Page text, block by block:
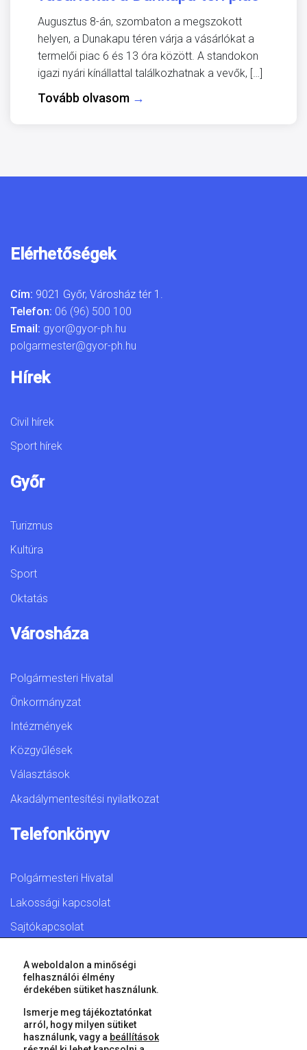
Augusztus 8-án, szombaton a megszokott
helyen, a Dunakapu téren várja a vásárlókat a
termelői piac 6 és 13 óra között. A standokon
igazi nyári kínállattal találkozhatnak a vevők, […]
Tovább olvasom →
Elérhetőségek
Cím: 9021 Győr, Városház tér 1.
Telefon: 06 (96) 500 100
Email: gyor@gyor-ph.hu
polgarmester@gyor-ph.hu
Hírek
Civil hírek
Sport hírek
Győr
Turizmus
Kultúra
Sport
Oktatás
Városháza
Polgármesteri Hivatal
Önkormányzat
Intézmények
Közgyűlések
Választások
Akadálymentesítési nyilatkozat
Telefonkönyv
Polgármesteri Hivatal
Lakossági kapcsolat
Sajtókapcsolat
© 2026 Győr Megyei Jogú Város • Minden jog fenntartva!
A weboldalon a minőségi
felhasználói élmény
érdekében sütiket használunk.
Ismerje meg tájékoztatónkat
arról, hogy milyen sütiket
használunk, vagy a beállítások